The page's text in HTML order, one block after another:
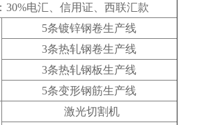
30%电汇、信用证、西联汇款
5条镀锌钢卷生产线
3条热轧钢卷生产线
3条热轧钢板生产线
5条变形钢筋生产线
激光切割机